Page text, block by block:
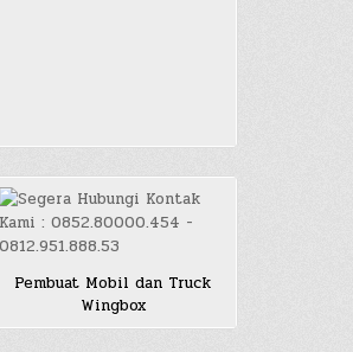
Pembuat Mobil dan Truck
Wingbox